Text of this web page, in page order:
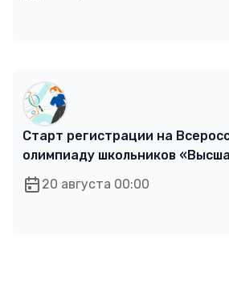
Старт регистрации на
олимпиаду школьников
20 августа 00:00